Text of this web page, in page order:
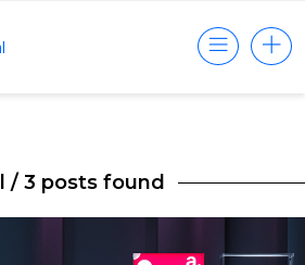
/ 3 posts found